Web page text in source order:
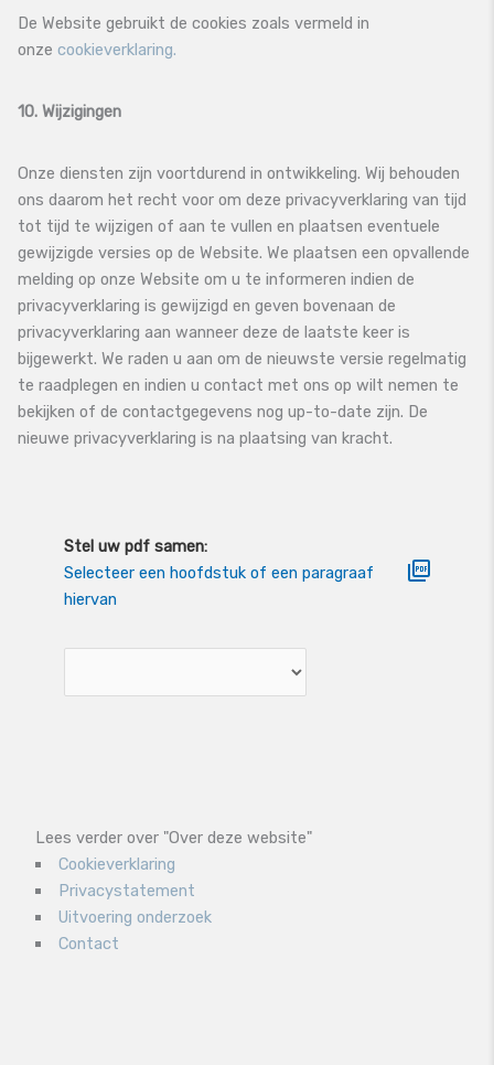
De Website gebruikt de cookies zoals vermeld in
onze cookieverklaring.
10. Wijzigingen
Onze diensten zijn voortdurend in ontwikkeling. Wij behouden
ons daarom het recht voor om deze privacyverklaring van tijd
tot tijd te wijzigen of aan te vullen en plaatsen eventuele
gewijzigde versies op de Website. We plaatsen een opvallende
melding op onze Website om u te informeren indien de
privacyverklaring is gewijzigd en geven bovenaan de
privacyverklaring aan wanneer deze de laatste keer is
bijgewerkt. We raden u aan om de nieuwste versie regelmatig
te raadplegen en indien u contact met ons op wilt nemen te
bekijken of de contactgegevens nog up-to-date zijn. De
nieuwe privacyverklaring is na plaatsing van kracht.
Stel uw pdf samen:
Selecteer een hoofdstuk of een paragraaf
hiervan
Lees verder over "Over deze website"
Cookieverklaring
Privacystatement
Uitvoering onderzoek
Contact